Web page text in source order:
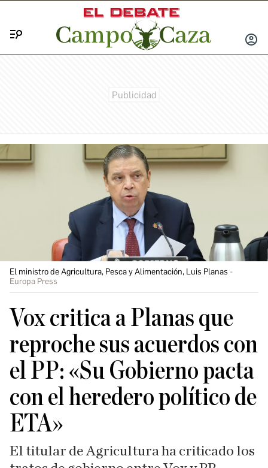
INICIAR
El ministro de Agricultura, Pesca y Alimentación, Luis Planas
Europa Press
Vox critica a Planas que
reproche sus acuerdos con
el PP: «Su Gobierno pacta
con el heredero político de
ETA»
El titular de Agricultura ha criticado los